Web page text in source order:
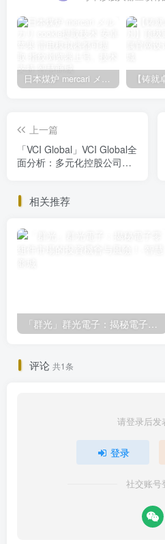
日本煤炉 mercari メルカリ cookie提取技术 安卓 苹果 雷电模拟器都可提取,指纹浏览器上号。技术支持
上一篇
「VCI Global」VCI Global全
面分析：多元化控股公司的
相关推荐
「群光」群光電子：揭秘電子零組件市場的投資機會与風險！
评论 共1条
请登录后发
登录
社交账号